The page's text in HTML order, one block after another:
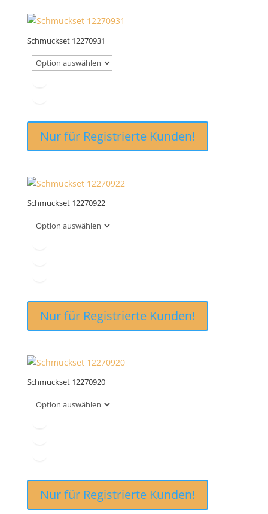
Schmuckset 12270931
Nur für Registrierte Kunden!
Schmuckset 12270922
Nur für Registrierte Kunden!
Schmuckset 12270920
Nur für Registrierte Kunden!